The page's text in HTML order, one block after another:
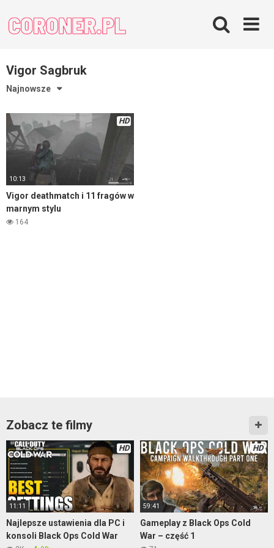
content
Vigor Sagbruk
Najnowsze
HD
10:13
Vigor deathmatch i 11 fragów w
marnym stylu
164
Zobacz te filmy
HD
11:11
Najlepsze ustawienia dla PC i
konsoli Black Ops Cold War
HD
59:41
Gameplay z Black Ops Cold
War – część 1